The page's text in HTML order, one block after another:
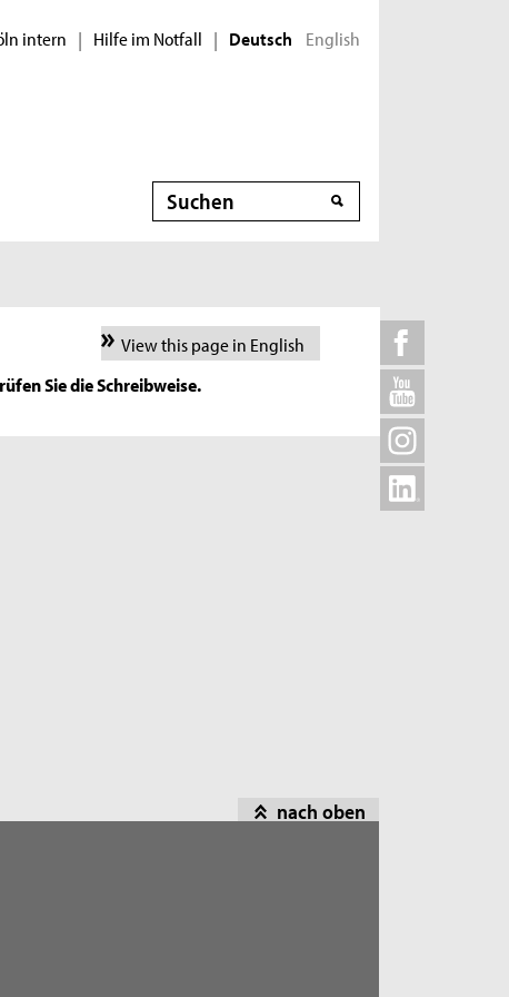
intern | Hilfe im Notfall | Deutsch English
Suche
View this page in English
Sie die Schreibweise.
nach oben